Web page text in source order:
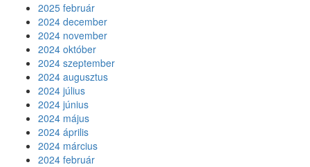
2025 február
2024 december
2024 november
2024 október
2024 szeptember
2024 augusztus
2024 július
2024 június
2024 május
2024 április
2024 március
2024 február